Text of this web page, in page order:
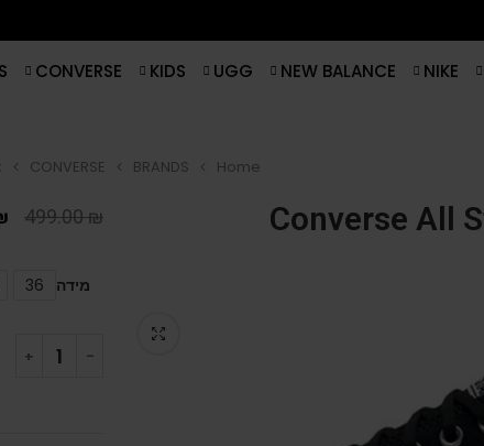
NIKE
NEW BALANCE
UGG
KIDS
CONVERSE
Home
BRANDS
CONVERSE
Converse All
499.00₪
מידה 36